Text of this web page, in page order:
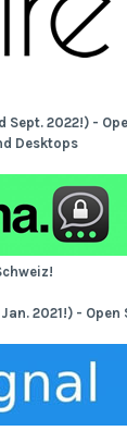
2022!) -
Desktops
2021!) - Open